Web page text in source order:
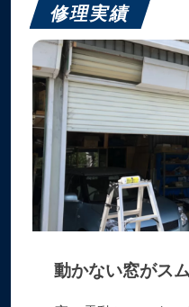
修理実績
動かない窓がス